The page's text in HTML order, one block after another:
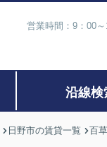
営業時間：9：00
沿線検
日野市の賃貸一覧 百